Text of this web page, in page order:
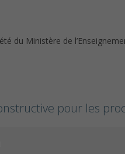
du Ministère de
pour les